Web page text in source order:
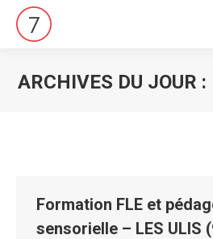
ARCHIVES DU JOUR :
Formation FLE et
sensorielle – LES ULIS